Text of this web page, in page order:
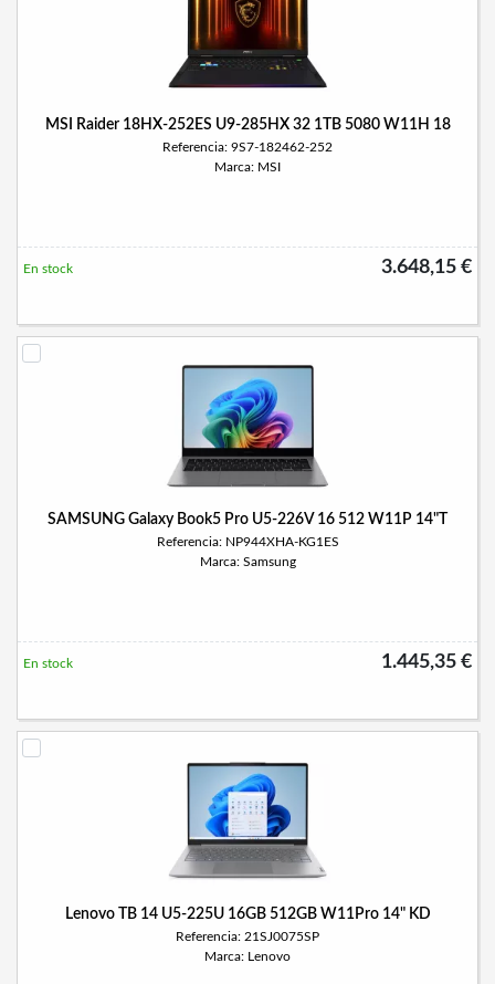
MSI Raider 18HX-252ES U9-285HX 32 1TB 5080 W11H 18
Referencia: 9S7-182462-252
Marca: MSI
3.648,15 €
En stock
SAMSUNG Galaxy Book5 Pro U5-226V 16 512 W11P 14"T
Referencia: NP944XHA-KG1ES
Marca: Samsung
1.445,35 €
En stock
Lenovo TB 14 U5-225U 16GB 512GB W11Pro 14" KD
Referencia: 21SJ0075SP
Marca: Lenovo